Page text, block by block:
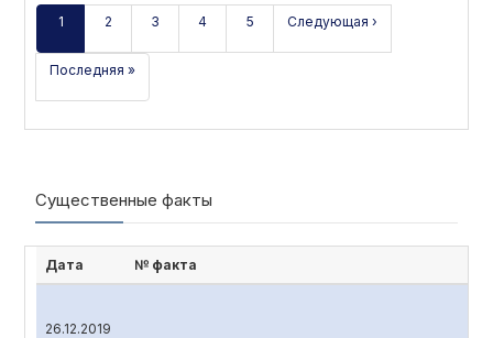
1 2 3 4 5 Следующая ›
Последняя »
Существенные факты
Дата № факта
26.12.2019